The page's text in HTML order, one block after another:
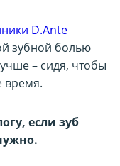
D.Ante
зубной болью
– сидя, чтобы
время.
если зуб